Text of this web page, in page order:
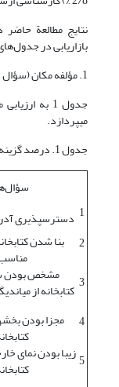
نتایج مطالعة
بازاریابی در
1. مؤلفه مکان (سؤال 1-15 برای ارزیابی مؤلفه مکان در کتابخانه)
جدول 1 به
می‏پردازد.
جدول 1. درصد گزینه‌های انتخابی سؤال‌ها برای ارزیابی مؤلفه مکان
1 دسترس‏پذیری
2
بنا شدن
3
مشخص بودن
کتابخانه از
4
مجزا بودن
5زیبا بودن نمای